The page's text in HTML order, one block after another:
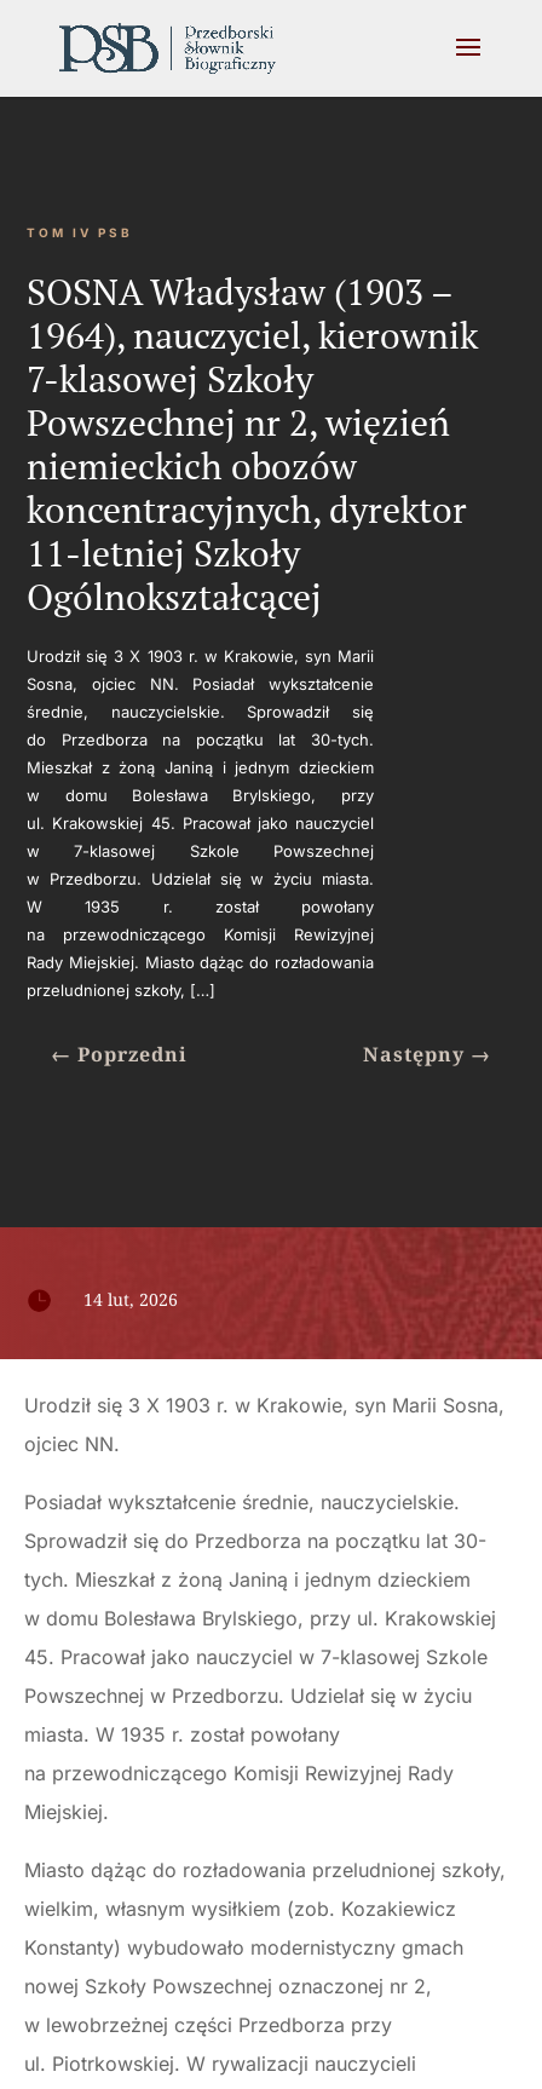
TOM IV PSB
SOSNA Władysław (1903 –
1964), nauczyciel, kierownik
7-klasowej Szkoły
Powszechnej nr 2, więzień
niemieckich obozów
koncentracyjnych, dyrektor
11-letniej Szkoły
Ogólnokształcącej
Urodził się 3 X 1903 r. w Krakowie, syn Marii
Sosna, ojciec NN. Posiadał wykształcenie
średnie, nauczycielskie. Sprowadził się
do Przedborza na początku lat 30-tych.
Mieszkał z żoną Janiną i jednym dzieckiem
w domu Bolesława Brylskiego, przy
ul. Krakowskiej 45. Pracował jako nauczyciel
w 7-klasowej Szkole Powszechnej
w Przedborzu. Udzielał się w życiu miasta.
W 1935 r. został powołany
na przewodniczącego Komisji Rewizyjnej
Rady Miejskiej. Miasto dążąc do rozładowania
przeludnionej szkoły, […]
←Poprzedni Następny→
 14 lut, 2026
Urodził się 3 X 1903 r. w Krakowie, syn Marii Sosna,
ojciec NN.
Posiadał wykształcenie średnie, nauczycielskie.
Sprowadził się do Przedborza na początku lat 30-
tych. Mieszkał z żoną Janiną i jednym dzieckiem
w domu Bolesława Brylskiego, przy ul. Krakowskiej
45. Pracował jako nauczyciel w 7-klasowej Szkole
Powszechnej w Przedborzu. Udzielał się w życiu
miasta. W 1935 r. został powołany
na przewodniczącego Komisji Rewizyjnej Rady
Miejskiej.
Miasto dążąc do rozładowania przeludnionej szkoły,
wielkim, własnym wysiłkiem (zob. Kozakiewicz
Konstanty) wybudowało modernistyczny gmach
nowej Szkoły Powszechnej oznaczonej nr 2,
w lewobrzeżnej części Przedborza przy
ul. Piotrkowskiej. W rywalizacji nauczycieli